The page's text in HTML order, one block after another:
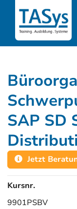
SAP SD
Jetzt
Kursnr.
9901PSBV